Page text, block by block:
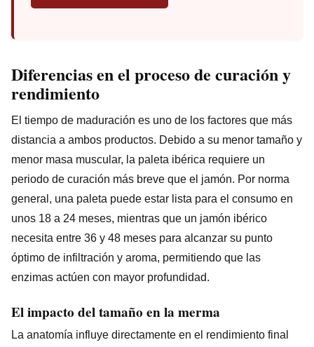
Diferencias en el proceso de curación y
rendimiento
El tiempo de maduración es uno de los factores que más
distancia a ambos productos. Debido a su menor tamaño y
menor masa muscular, la paleta ibérica requiere un
periodo de curación más breve que el jamón. Por norma
general, una paleta puede estar lista para el consumo en
unos 18 a 24 meses, mientras que un jamón ibérico
necesita entre 36 y 48 meses para alcanzar su punto
óptimo de infiltración y aroma, permitiendo que las
enzimas actúen con mayor profundidad.
El impacto del tamaño en la merma
La anatomía influye directamente en el rendimiento final